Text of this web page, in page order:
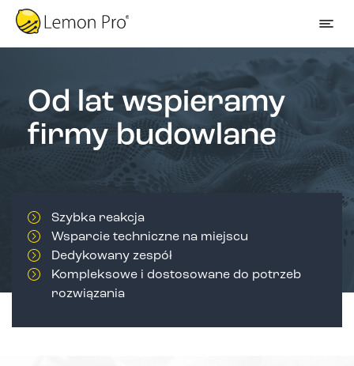
Od lat wspieramy
firmy budowlane
Szybka reakcja
Wsparcie techniczne na miejscu
Dedykowany zespół
Kompleksowe i dostosowane do potrzeb
rozwiązania